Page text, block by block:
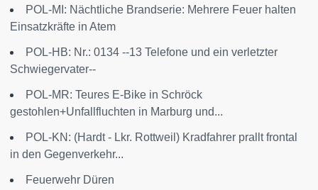
POL-MI: Nächtliche Brandserie: Mehrere Feuer halten
Einsatzkräfte in Atem
POL-HB: Nr.: 0134 --13 Telefone und ein verletzter
Schwiegervater--
POL-MR: Teures E-Bike in Schröck
gestohlen+Unfallfluchten in Marburg und...
POL-KN: (Hardt - Lkr. Rottweil) Kradfahrer prallt frontal
in den Gegenverkehr...
Feuerwehr Düren